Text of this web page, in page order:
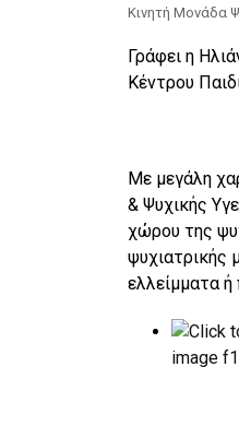
Κινητή Μονάδα
Γράφει η
Κέντρου
Mε μεγάλη
& Ψυχικής
χώρου της
ψυχιατρικής
ελλείμματα